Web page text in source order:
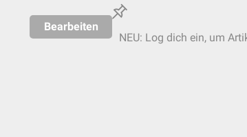
Bearbeiten
NEU: Log dich ein, um